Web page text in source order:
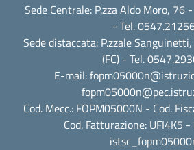
Sede Centrale: P.zza Aldo Moro, 76
- Tel.
Sede distaccata: P.zzale
(FC) - Tel.
E-mail:
Cod. Mecc.: FOPM05000N - Cod.
Cod. Fatturazione: UFI4K5 -